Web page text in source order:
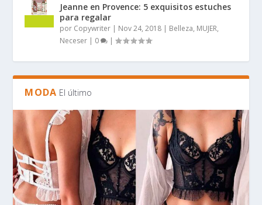
Jeanne en Provence: 5 exquisitos estuches
para regalar
por Copywriter | Nov 24, 2018 | Belleza, MUJER,
Neceser | 0 |
MODA El último